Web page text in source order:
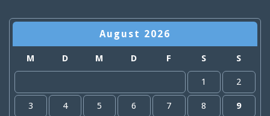
August 2026
M D M D F S S
1 2
3 4 5 6 7 8 9